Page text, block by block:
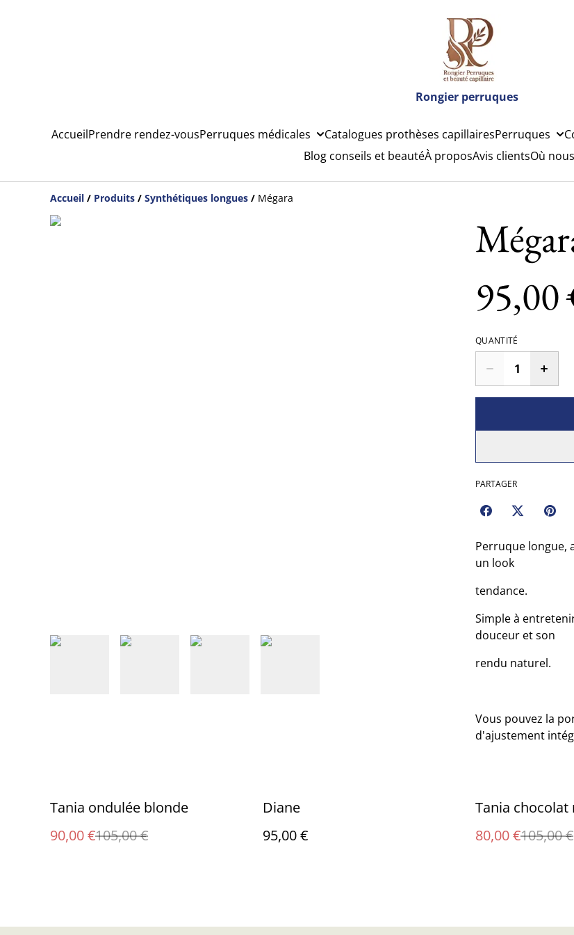
Rongier perruques
AccueilPrendre rendez-vousPerruques médicales Catalogues prothèses capillairesPerruques
Blog conseils et beautéÀ proposAvis clientsOù
Accueil / Produits / Synthétiques longues / Mégara
QUANTITÉ
PARTAGER
Perruque longue,
un look
tendance.
Simple à
douceur et son
rendu naturel.
Vous pouvez la
d'ajustement
%
Tania ondulée blonde
90,00 €105,00 €
Diane
95,00 €
%
Tania chocolat
80,00 €105,00 €